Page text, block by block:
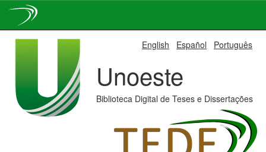
English Español Português
Unoeste
Biblioteca Digital de Teses e Dissertações